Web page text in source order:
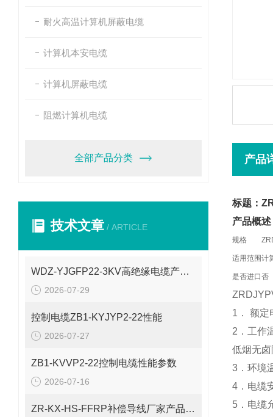
耐火高温计算机屏蔽电缆
计算机本安电缆
计算机屏蔽电缆
阻燃计算机电缆
全部产品分类
技术文章 / ARTICLE
WDZ-YJGFP22-3KV高绝缘电缆产品介绍
2026-07-29
控制电缆ZB1-KYJYP2-22性能
2026-07-27
ZB1-KVVP2-22控制电缆性能参数
2026-07-16
ZR-KX-HS-FFRP补偿导线厂家产品性能
产品
标题：
产品概述
规格
适用范围计
是否进口否
1． 额定
2．工作
低烟无
3．环境
4．电缆
5．电缆